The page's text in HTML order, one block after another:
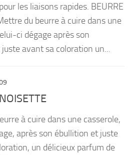
les liaisons rapides. BEURRE
du beurre à cuire dans une
ci dégage après son
avant sa coloration un...
à cuire dans une casserole,
après son ébullition et juste
un délicieux parfum de